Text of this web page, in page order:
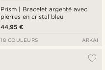
Prism | Bracelet argenté avec
pierres en cristal bleu
44,95 €
18 COULEURS ARKAI